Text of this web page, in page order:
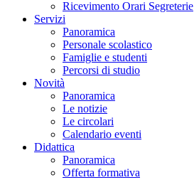
Ricevimento Orari Segreterie
Servizi
Panoramica
Personale scolastico
Famiglie e studenti
Percorsi di studio
Novità
Panoramica
Le notizie
Le circolari
Calendario eventi
Didattica
Panoramica
Offerta formativa